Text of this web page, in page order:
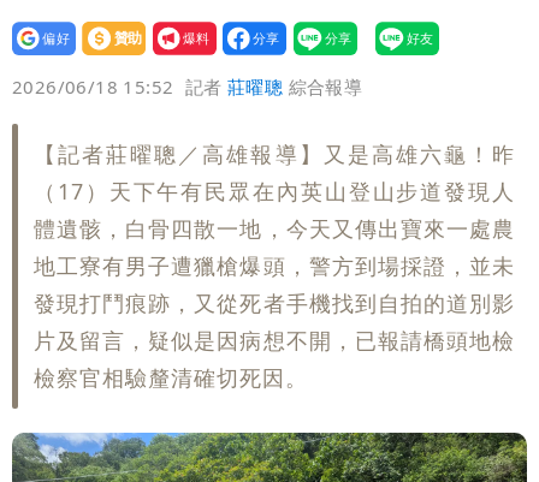
設為
贊助
我要
爆料
2026/06/18 15:52 記者莊曜聰 綜合報導
【記者莊曜聰／高雄報導】又是高雄六龜！昨
（17）天下午有民眾在內英山登山步道發現人
體遺骸，白骨四散一地，今天又傳出寶來一處農
地工寮有男子遭獵槍爆頭，警方到場採證，並未
發現打鬥痕跡，又從死者手機找到自拍的道別影
片及留言，疑似是因病想不開，已報請橋頭地檢
檢察官相驗釐清確切死因。